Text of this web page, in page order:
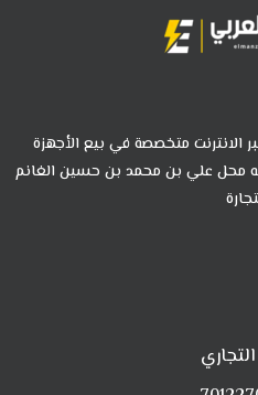
الانترنت متخصصة في بيع الأجهزة
محل علي بن محمد بن حسين الغانم